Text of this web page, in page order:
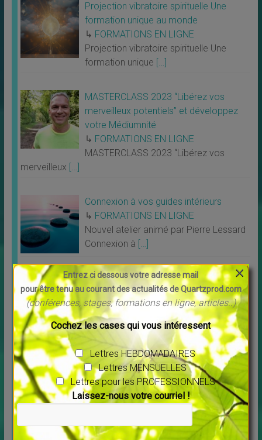
Projection vibratoire spirituelle Une
formation unique au monde
↳ FORMATIONS EN LIGNE
Projection vibratoire spirituelle Une
formation unique […]
MASTERCLASS 2023 “Libérez vos
merveilleux potentiels” et développez
votre Médiumnité
↳ FORMATIONS EN LIGNE
MASTERCLASS 2023 “Libérez vos
merveilleux […]
Connexion à vos guides intérieurs
↳ FORMATIONS EN LIGNE
Nouvel atelier animé par Pierre Lessard
Connexion à […]
Un peu de POSITIF
Découvrez Debowska Productions
Entrez ci dessous votre adresse mail
pour être tenu au courant des actualités de Quartzprod.com
(conférences, stages, formations en ligne, articles..)
Cochez les cases qui vous intéressent
Lettres HEBDOMADAIRES
Lettres MENSUELLES
Lettres pour les PROFESSIONNELS
Laissez-nous votre courriel !
×